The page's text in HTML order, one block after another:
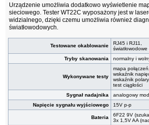
Urządzenie umożliwia dodatkowo wyświetlenie
sieciowego. Tester WT22C wyposażony jest w
widzialnego, dzięki czemu umożliwia również
światłowodowych.
Testowane okablowanie
RJ45 i RJ11,
Tryby skanowania
normalny i
Wykonywane testy
mapa połączeń,
wskaźnik
wskaźnik
test ciągłości
Sygnał nadajnika
analogowy
Napięcie sygnału wyjściowego
15V p-p
Bateria
6F22 9V
3x 1,5V AA